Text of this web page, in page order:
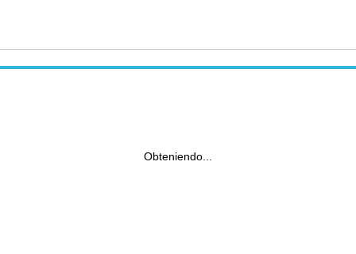
Obteniendo...